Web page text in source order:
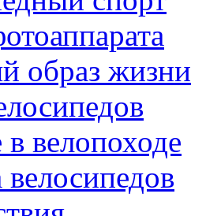
образ жизни
велопоходе